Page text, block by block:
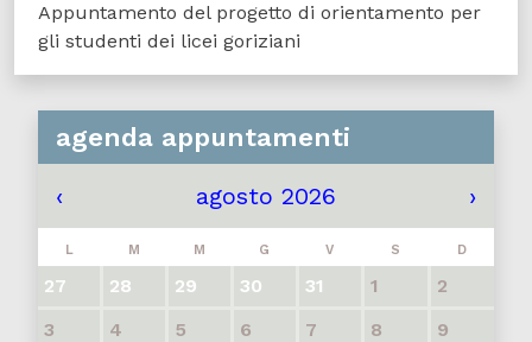
Appuntamento del progetto di orientamento per
gli studenti dei licei goriziani
agenda appuntamenti
‹ agosto 2026 ›
L M M G V S D
27 28 29 30 31 1
2
3
4 5 6 7 8
9